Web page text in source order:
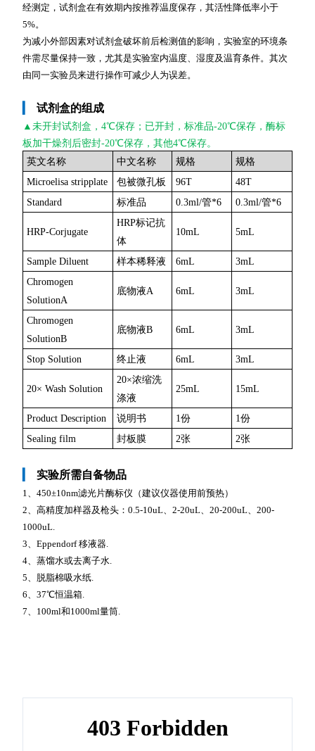
经测定，试剂盒在有效期内按推荐温度保存，其活性降低率小于
5%。
为减小外部因素对试剂盒破坏前后检测值的影响，实验室的环境条
件需尽量保持一致，尤其是实验室内温度、湿度及温育条件。其次
由同一实验员来进行操作可减少人为误差。
试剂盒的组成
▲未开封试剂盒，4℃保存；已开封，标准品-20℃保存，酶标
板加干燥剂后密封-20℃保存，其他4℃保存。
英文名称
中文名称 规格
规格
Microelisa stripplate
包被微孔板 96T
48T
Standard
标准品 0.3ml/管*6 0.3ml/管*6
HRP-Corjugate
HRP标记抗
体
10mL 5mL
Sample Diluent 样本稀释液 6mL
3mL
Chromogen
SolutionA
底物液A 6mL 3mL
Chromogen
SolutionB
底物液B 6mL 3mL
Stop Solution 终止液 6mL 3mL
20× Wash Solution
20×浓缩洗
涤液
25mL 15mL
Product Description 说明书 1份
1份
Sealing film
封板膜 2张 2张
实验所需自备物品
1、450±10nm滤光片酶标仪（建议仪器使用前预热）
2、高精度加样器及枪头：0.5-10uL、2-20uL、20-200uL、200-
1000uL.
3、Eppendorf 移液器.
4、蒸馏水或去离子水.
5、脱脂棉吸水纸.
6、37℃恒温箱.
7、100ml和1000ml量筒.